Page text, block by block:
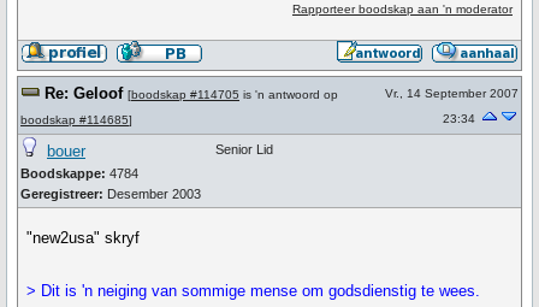
Rapporteer boodskap aan 'n moderator
Re: Geloof [boodskap #114705 is 'n antwoord op
boodskap #114685]
Vr., 14 September 2007
23:34
bouer
Boodskappe: 4784
Geregistreer: Desember 2003
Senior Lid
"new2usa" skryf
> Dit is 'n neiging van sommige mense om godsdienstig te wees.